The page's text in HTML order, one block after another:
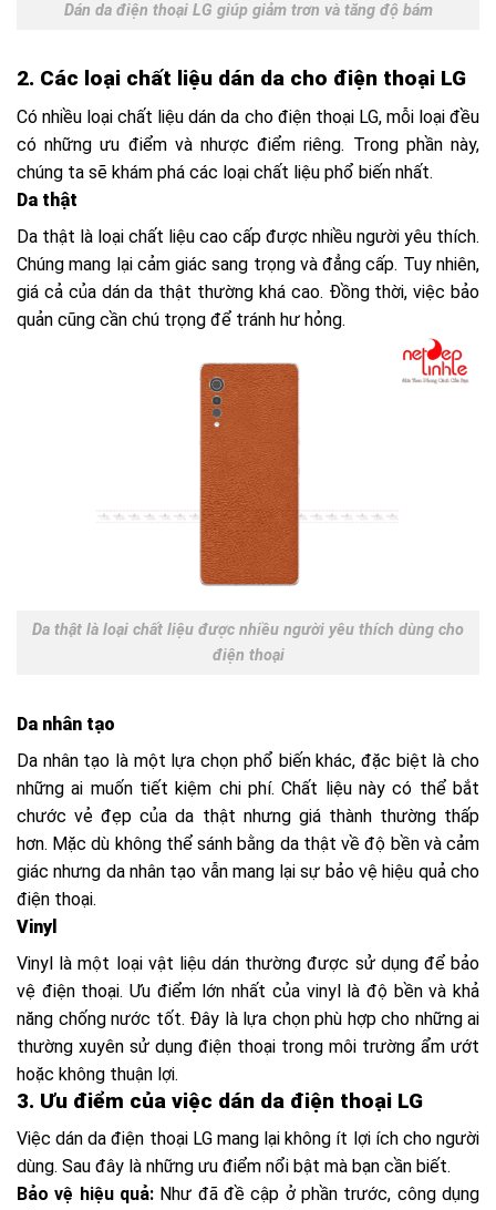
Dán da điện thoại LG giúp giảm trơn và tăng độ bám
2. Các loại chất liệu dán da cho điện thoại LG
Có nhiều loại chất liệu dán da cho điện thoại LG, mỗi loại đều
có những ưu điểm và nhược điểm riêng. Trong phần này,
chúng ta sẽ khám phá các loại chất liệu phổ biến nhất.
Da thật
Da thật là loại chất liệu cao cấp được nhiều người yêu thích.
Chúng mang lại cảm giác sang trọng và đẳng cấp. Tuy nhiên,
giá cả của dán da thật thường khá cao. Đồng thời, việc bảo
quản cũng cần chú trọng để tránh hư hỏng.
Da thật là loại chất liệu được nhiều người yêu thích dùng cho
điện thoại
Da nhân tạo
Da nhân tạo là một lựa chọn phổ biến khác, đặc biệt là cho
những ai muốn tiết kiệm chi phí. Chất liệu này có thể bắt
chước vẻ đẹp của da thật nhưng giá thành thường thấp
hơn. Mặc dù không thể sánh bằng da thật về độ bền và cảm
giác nhưng da nhân tạo vẫn mang lại sự bảo vệ hiệu quả cho
điện thoại.
Vinyl
Vinyl là một loại vật liệu dán thường được sử dụng để bảo
vệ điện thoại. Ưu điểm lớn nhất của vinyl là độ bền và khả
năng chống nước tốt. Đây là lựa chọn phù hợp cho những ai
thường xuyên sử dụng điện thoại trong môi trường ẩm ướt
hoặc không thuận lợi.
3. Ưu điểm của việc dán da điện thoại LG
Việc dán da điện thoại LG mang lại không ít lợi ích cho người
dùng. Sau đây là những ưu điểm nổi bật mà bạn cần biết.
Bảo vệ hiệu quả: Như đã đề cập ở phần trước, công dụng